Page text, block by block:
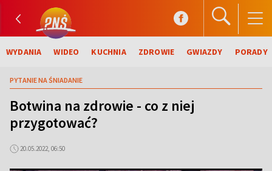
WYDANIA WIDEO KUCHNIA ZDROWIE GWIAZDY PORADY
PYTANIE NA ŚNIADANIE
Botwina na zdrowie - co z niej
przygotować?
20.05.2022, 06:50